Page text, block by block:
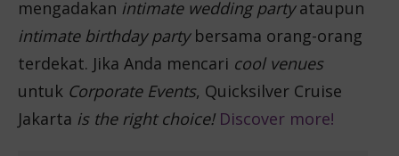
mengadakan intimate wedding partyataupun
intimate birthday partybersama orang-orang
terdekat. Jika Anda mencari cool venues
untuk Corporate Events, Quicksilver Cruise
Jakarta is the right choice! Discover more!